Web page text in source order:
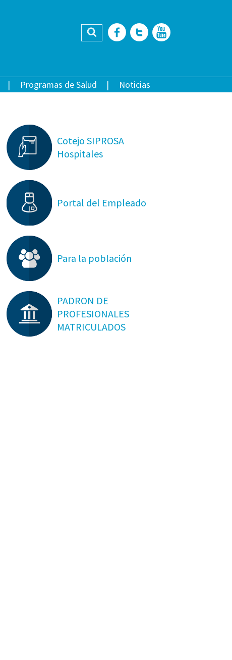
Buscar Facebook
Twitter
Programas de Salud Noticias
Cotejo SIPROSA
Hospitales
Portal del Empleado
Para la población
PADRON DE
PROFESIONALES
MATRICULADOS